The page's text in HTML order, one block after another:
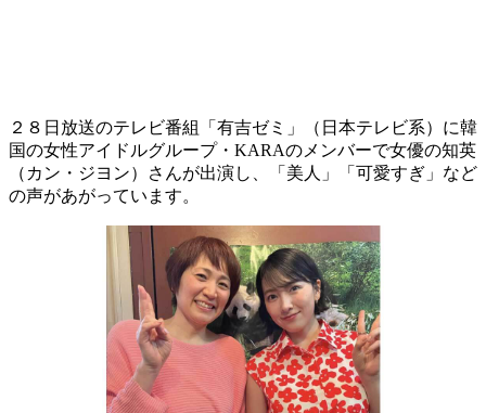
２８日放送のテレビ番組「有吉ゼミ」（日本テレビ系）に韓
国の女性アイドルグループ・KARAのメンバーで女優の知英
（カン・ジヨン）さんが出演し、「美人」「可愛すぎ」など
の声があがっています。